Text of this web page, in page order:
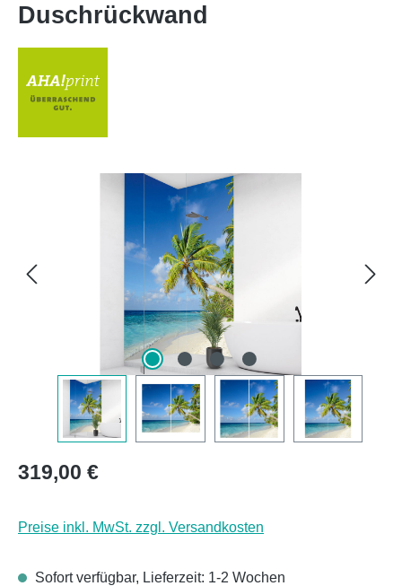
Duschrückwand
Regulärer Preis:
319,00 €
Preise inkl. MwSt. zzgl. Versandkosten
Sofort verfügbar, Lieferzeit: 1-2 Wochen